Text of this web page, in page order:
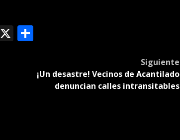
X Compartir
Siguiente
¡Un desastre! Vecinos de Acantilado
denuncian calles intransitables